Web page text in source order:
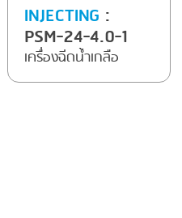
INJECTING :
PSM-24-4.0-1
เครื่องฉีดน้ำเกลือ